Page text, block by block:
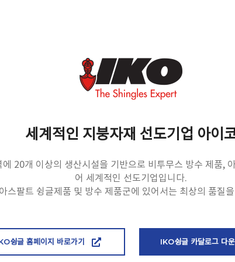
세계적인 지붕자재 선도기업 아이
에 20개 이상의 생산시설을 기반으로 비투무스 방수 제품,
어 세계적인 선도기업입니다.
스팔트 슁글제품 및 방수 제품군에 있어서는 최상의 품질
슁글 홈페이지 바로가기 IKO슁글 카달로그 다